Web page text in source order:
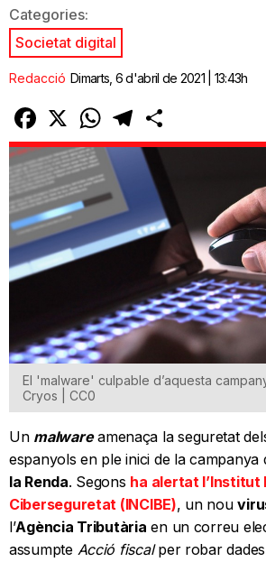
Categories:
Societat digital
Redacció Dimarts, 6 d'abril de 2021 | 13:43h
Facebook
X WhatsAppTelegram
El 'malware' culpable d’aquesta
Cryos | CC0
Un malwareamenaça la seguretat
espanyols en ple inici de la campanya
la Renda. Segons ha alertat l’Institut
Ciberseguretat (INCIBE), un nou
l’Agència Tributària en un correu
assumpte Acció fiscalper robar